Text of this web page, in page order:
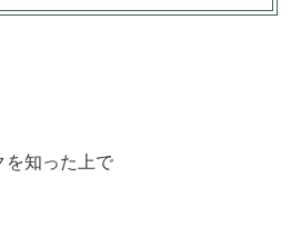
を知った上で